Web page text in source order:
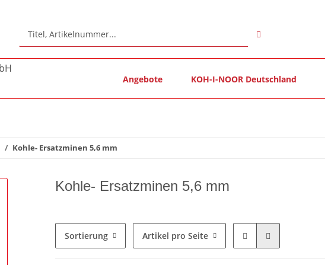
Angebote KOH-I-NOOR Deutschland
Kohle- Ersatzminen 5,6 mm
Kohle- Ersatzminen 5,6 mm
Sortierung Artikel pro Seite